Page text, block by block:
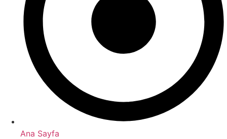
Ana Sayfa